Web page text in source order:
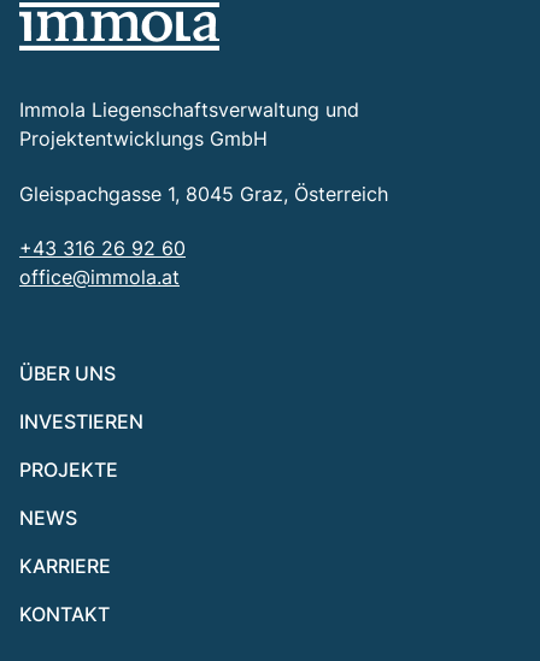
Immola Liegenschaftsverwaltung und
Projektentwicklungs GmbH
Gleispachgasse 1, 8045 Graz, Österreich
+43 316 26 92 60
office@immola.at
ÜBER UNS
INVESTIEREN
PROJEKTE
NEWS
KARRIERE
KONTAKT